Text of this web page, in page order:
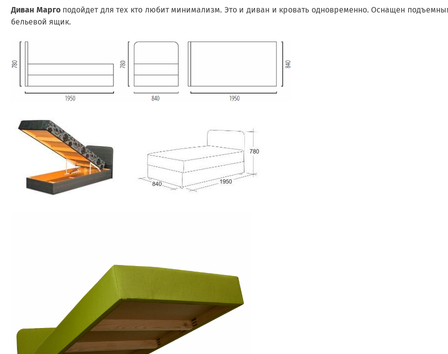
Диван Маргоподойдет для тех кто любит минимализм. Это и диван и кровать одновременно. Оснащен
бельевой ящик.